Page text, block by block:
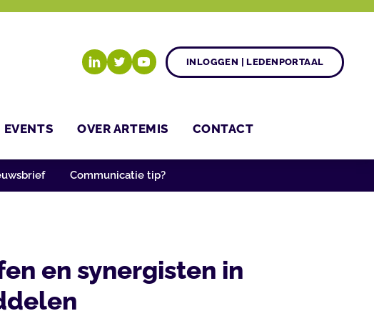
EVENTS OVER ARTEMIS CONTACT
INLOGGEN | LEDENPORTAAL
Communicatie tip?
en synergisten in